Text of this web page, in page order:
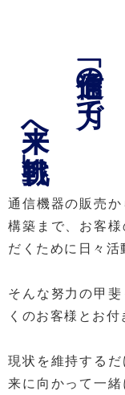
「通信の力で
未来へ挑戦」
通信機器の販売
構築まで、お客
だくために日々活
そんな努力の甲
くのお客様とお付
現状を維持する
来に向かって一